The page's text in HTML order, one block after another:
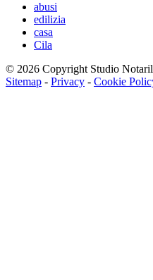
abusi
edilizia
casa
Cila
© 2026 Copyright Studio
Sitemap - Privacy - Cookie